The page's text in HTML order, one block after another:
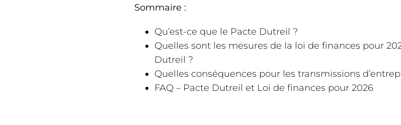
Sommaire :
Qu’est-ce que le Pacte Dutreil ?
Quelles sont les mesures de la loi de finances pour
Dutreil ?
Quelles conséquences pour les transmissions
FAQ – Pacte Dutreil et Loi de finances pour 2026